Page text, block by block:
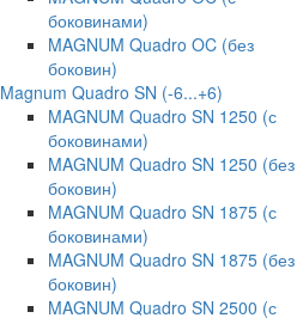
боковинами)
MAGNUM Quadro OC (без
боковин)
Magnum Quadro SN (-6...+6)
MAGNUM Quadro SN 1250 (с
боковинами)
MAGNUM Quadro SN 1250 (без
боковин)
MAGNUM Quadro SN 1875 (с
боковинами)
MAGNUM Quadro SN 1875 (без
боковин)
MAGNUM Quadro SN 2500 (с